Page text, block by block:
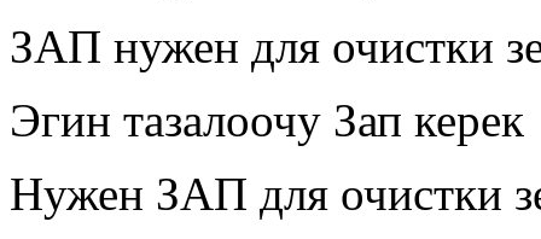
ЗАП нужен для очистки
Эгин тазалоочу Зап керек
Нужен ЗАП для очистки